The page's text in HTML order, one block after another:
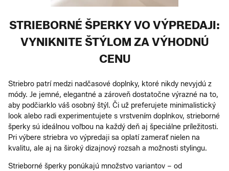
STRIEBORNÉ ŠPERKY VO VÝPREDAJI:
VYNIKNITE ŠTÝLOM ZA VÝHODNÚ
CENU
Striebro patrí medzi nadčasové doplnky, ktoré nikdy nevyjdú z
módy. Je jemné, elegantné a zároveň dostatočne výrazné na to,
aby podčiarklo váš osobný štýl. Či už preferujete minimalistický
look alebo radi experimentujete s vrstvením doplnkov, strieborné
šperky sú ideálnou voľbou na každý deň aj špeciálne príležitosti.
Pri výbere striebra vo výpredaji sa oplatí zamerať nielen na
kvalitu, ale aj na široký dizajnový rozsah a možnosti stylingu.
Strieborné šperky ponúkajú množstvo variantov – od